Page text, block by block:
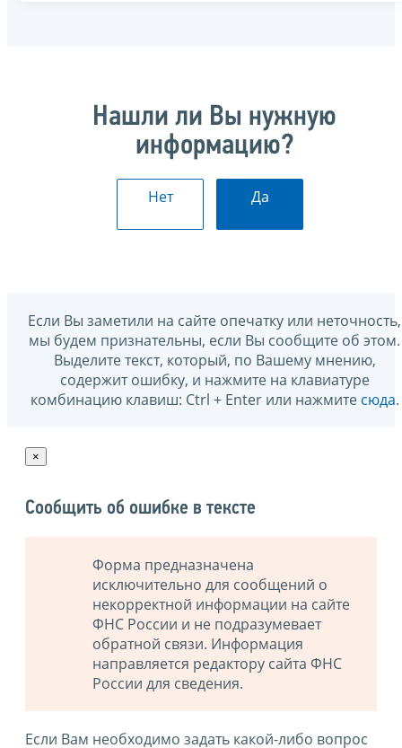
Нашли ли Вы нужную
информацию?
Нет Да
Если Вы заметили на сайте опечатку или неточность,
мы будем признательны, если Вы сообщите об этом.
Выделите текст, который, по Вашему мнению,
содержит ошибку, и нажмите на клавиатуре
комбинацию клавиш: Ctrl + Enter или нажмите сюда.
×
Сообщить об ошибке в тексте
Форма предназначена
исключительно для сообщений о
некорректной информации на сайте
ФНС России и не подразумевает
обратной связи. Информация
направляется редактору сайта ФНС
России для сведения.
Если Вам необходимо задать какой-либо вопрос